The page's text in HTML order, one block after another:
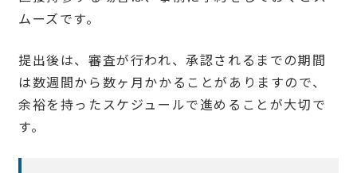
ムーズです。
提出後は、審査が行われ、承認されるまでの期間
は数週間から数ヶ月かかることがありますので、
余裕を持ったスケジュールで進めることが大切で
す。